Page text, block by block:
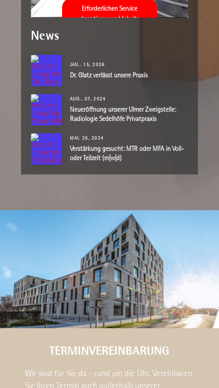
Erforderlichen Service
akzeptieren und Inhalte
News
JAN.. 15, 2026
Dr. Glatz verlässt unsere Praxis
AUG.. 07, 2024
Neueröffnung unserer Ulmer Zweigstelle:
Radiologie Sedelhöfe Privatpraxis
MAI. 26, 2024
Verstärkung gesucht: MTR oder MFA in Voll-
oder Teilzeit (m|w|d)
TERMINVEREINBARUNG
Wir sind für Sie da - rund um die Uhr. Vereinbaren
Sie Ihren Termin auch außerhalb unserer